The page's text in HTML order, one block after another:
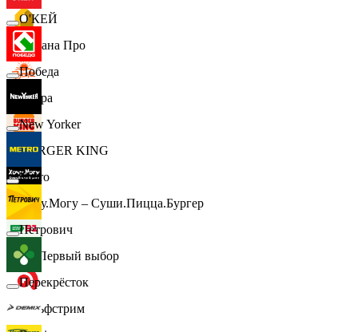
Лемана Про
7 утра
BURGER KING
Хочу.Могу – Суши.Пицца.Бургер
B1 Первый выбор
Гольфстрим
О'КЕЙ
Победа
New Yorker
Metro
Петрович
Перекрёсток